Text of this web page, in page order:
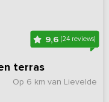
9,6(24 reviews)
terras
Op 6 km van Lievelde